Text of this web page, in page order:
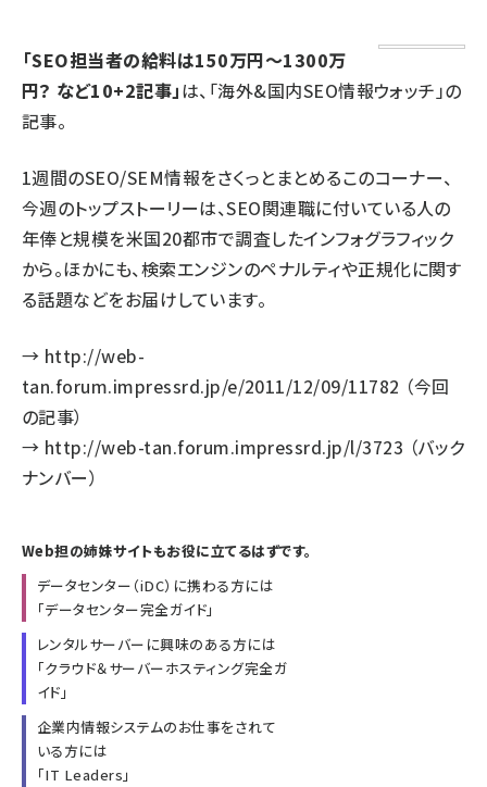
「SEO担当者の給料は150万円～1300万
円？ など10+2記事」は、「海外&国内SEO情報ウォッチ」の
記事。
1週間のSEO/SEM情報をさくっとまとめるこのコーナー、
今週のトップストーリーは、SEO関連職に付いている人の
年俸と規模を米国20都市で調査したインフォグラフィック
から。ほかにも、検索エンジンのペナルティや正規化に関す
る話題などをお届けしています。
→ http://web-
tan.forum.impressrd.jp/e/2011/12/09/11782 （今回
の記事）
→ http://web-tan.forum.impressrd.jp/l/3723 （バック
ナンバー）
Web担の姉妹サイトもお役に立てるはずです。
データセンター（iDC）に携わる方には
「データセンター完全ガイド」
レンタルサーバーに興味のある方には
「クラウド＆サーバーホスティング完全ガ
イド 」
企業内情報システムのお仕事をされて
いる方には
「IT Leaders 」